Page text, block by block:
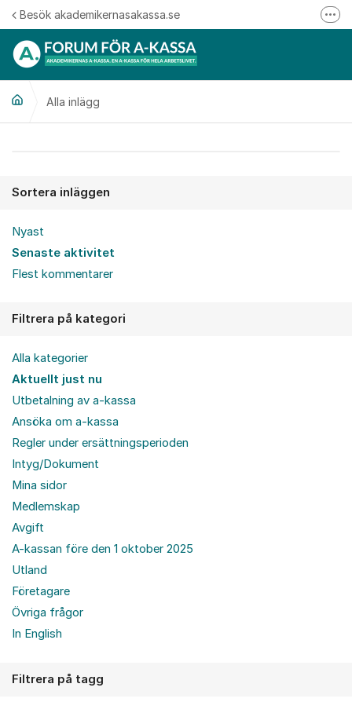
Hoppa till innehåll
Besök akademikernasakassa.se
Alla inlägg
Sortera inläggen
Nyast
Senaste aktivitet
Flest kommentarer
Filtrera på kategori
Alla kategorier
Aktuellt just nu
Utbetalning av a-kassa
Ansöka om a-kassa
Regler under ersättningsperioden
Intyg/Dokument
Mina sidor
Medlemskap
Avgift
A-kassan före den 1 oktober 2025
Utland
Företagare
Övriga frågor
In English
Filtrera på tagg